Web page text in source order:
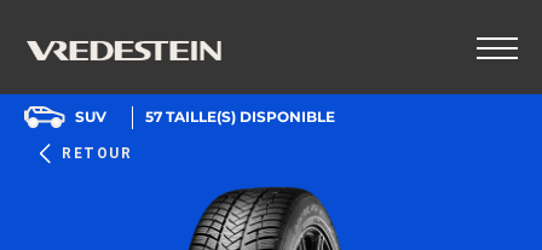
RETOUR
SUV 57 TAILLE(S) DISPONIBLE